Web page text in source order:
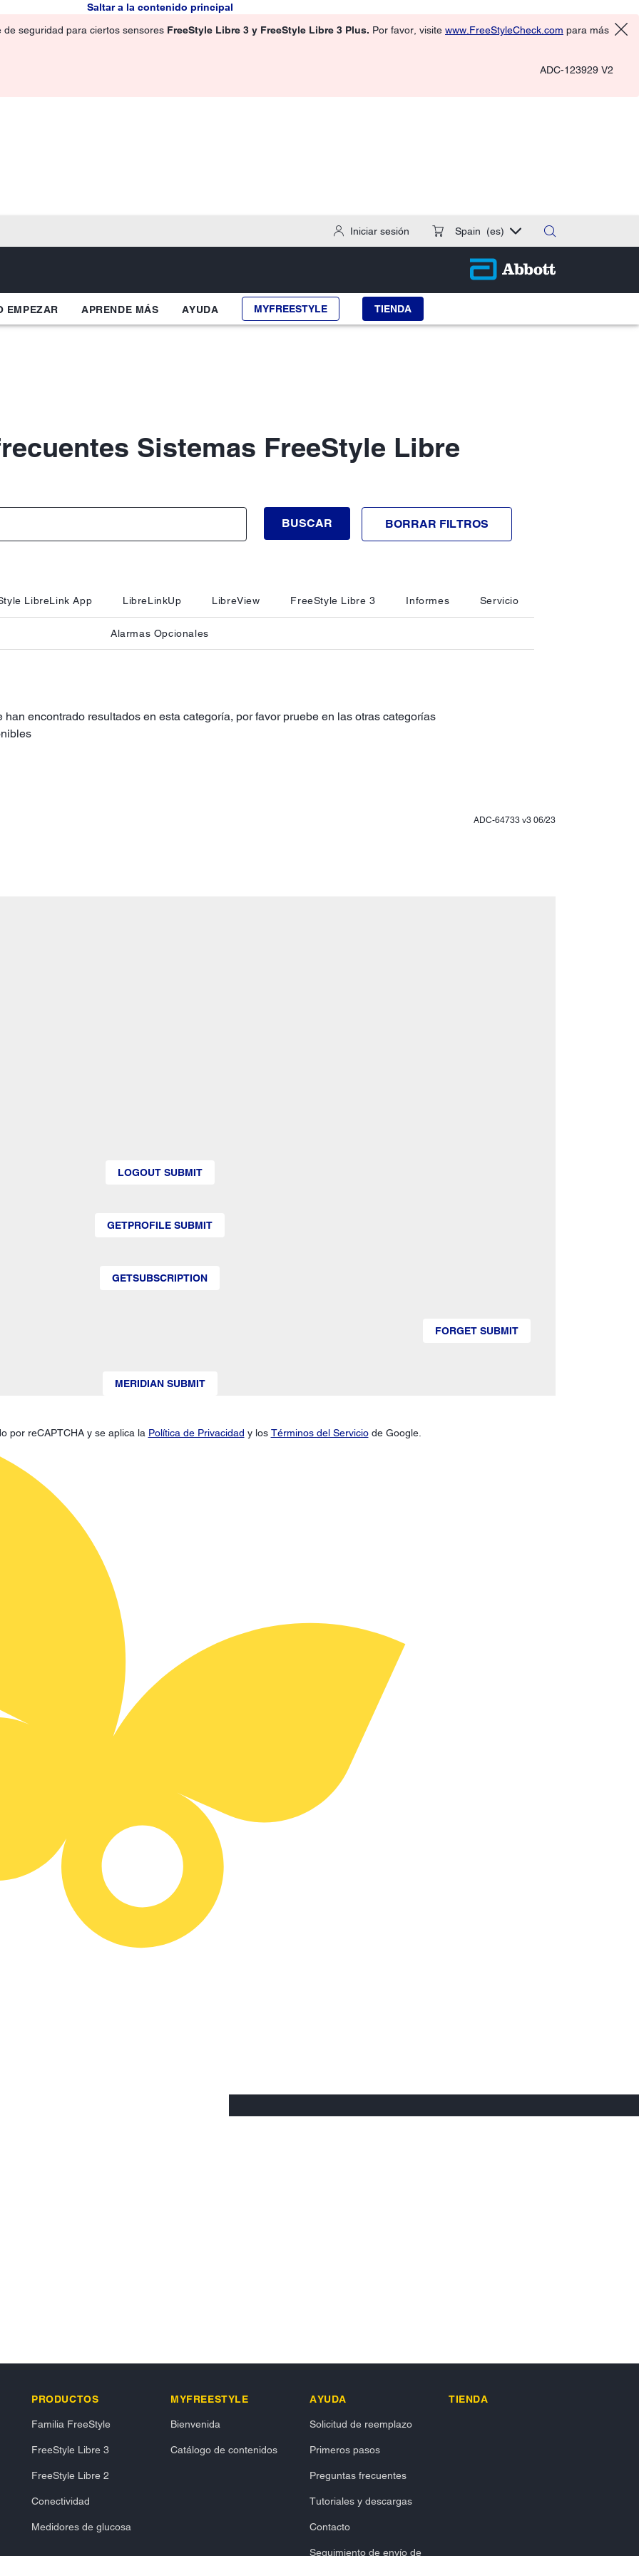
Saltar a la contenido principal
seguridad para ciertos sensores FreeStyle Libre 3 y FreeStyle Libre 3 Plus. Por favor, visite www.FreeStyleCheck.com para más
ADC-123929 V2
Iniciar sesión Spain (es)
EMPEZAR APRENDE MÁS AYUDA MYFREESTYLE TIENDA
Sistemas FreeStyle Libre
BUSCAR BORRAR FILTROS
LibreLink App LibreLinkUp LibreView FreeStyle Libre 3 Informes Servicio
Alarmas Opcionales
han encontrado resultados en esta categoría, por favor pruebe en las otras categorías
ADC-64733 v3 06/23
LOGOUT SUBMIT
GETPROFILE SUBMIT
GETSUBSCRIPTION
FORGET SUBMIT
MERIDIAN SUBMIT
por reCAPTCHA y se aplica la Política de Privacidad y los Términos del Serviciode Google.
PRODUCTOS
Familia FreeStyle
FreeStyle Libre 3
FreeStyle Libre 2
Conectividad
Medidores de glucosa
MYFREESTYLE
Bienvenida
Catálogo de contenidos
AYUDA
Solicitud de reemplazo
Primeros pasos
Preguntas frecuentes
Tutoriales y descargas
Contacto
Seguimiento de envío de
TIENDA